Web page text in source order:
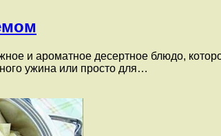
и ароматное десертное блюдо,
ужина или просто для…